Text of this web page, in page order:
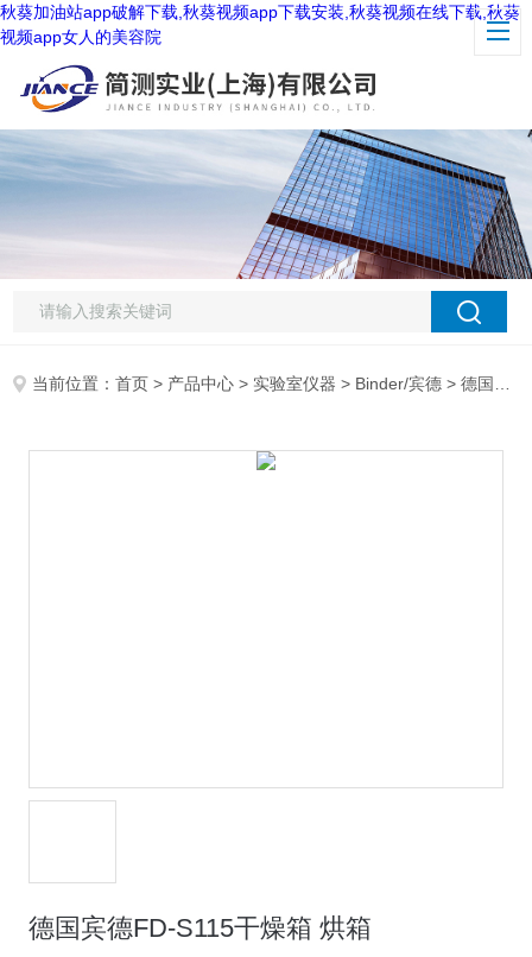
秋葵加油站app破解下载,秋葵视频app下载安装,秋葵视频在线下载,秋葵
视频app女人的美容院
当前位置：首页 > 产品中心 > 实验室仪器 > Binder/宾德 > 德国宾德FD-S115干燥箱 烘箱
德国宾德FD-S115干燥箱 烘箱